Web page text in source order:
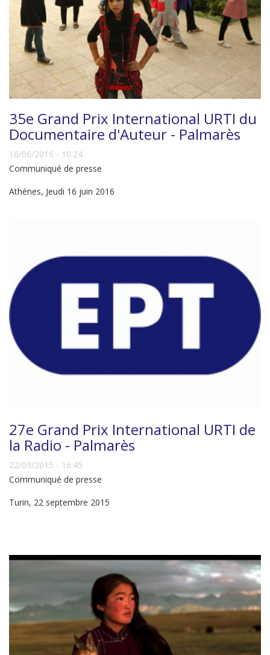
35e Grand Prix International URTI du
Documentaire d'Auteur - Palmarès
16/06/2016 - 10:24
Communiqué de presse
Athènes, Jeudi 16 juin 2016
27e Grand Prix International URTI de
la Radio - Palmarès
22/09/2015 - 16:45
Communiqué de presse
Turin, 22 septembre 2015